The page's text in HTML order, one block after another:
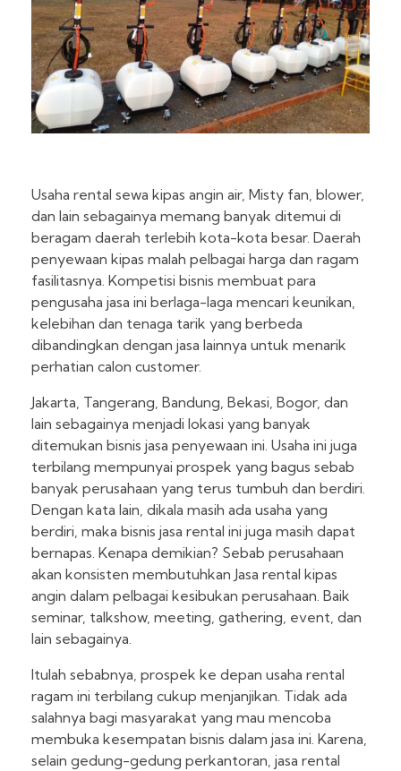
Usaha rental sewa kipas angin air, Misty fan, blower,
dan lain sebagainya memang banyak ditemui di
beragam daerah terlebih kota-kota besar. Daerah
penyewaan kipas malah pelbagai harga dan ragam
fasilitasnya. Kompetisi bisnis membuat para
pengusaha jasa ini berlaga-laga mencari keunikan,
kelebihan dan tenaga tarik yang berbeda
dibandingkan dengan jasa lainnya untuk menarik
perhatian calon customer.
Jakarta, Tangerang, Bandung, Bekasi, Bogor, dan
lain sebagainya menjadi lokasi yang banyak
ditemukan bisnis jasa penyewaan ini. Usaha ini juga
terbilang mempunyai prospek yang bagus sebab
banyak perusahaan yang terus tumbuh dan berdiri.
Dengan kata lain, dikala masih ada usaha yang
berdiri, maka bisnis jasa rental ini juga masih dapat
bernapas. Kenapa demikian? Sebab perusahaan
akan konsisten membutuhkan Jasa rental kipas
angin dalam pelbagai kesibukan perusahaan. Baik
seminar, talkshow, meeting, gathering, event, dan
lain sebagainya.
Itulah sebabnya, prospek ke depan usaha rental
ragam ini terbilang cukup menjanjikan. Tidak ada
salahnya bagi masyarakat yang mau mencoba
membuka kesempatan bisnis dalam jasa ini. Karena,
selain gedung-gedung perkantoran, jasa rental